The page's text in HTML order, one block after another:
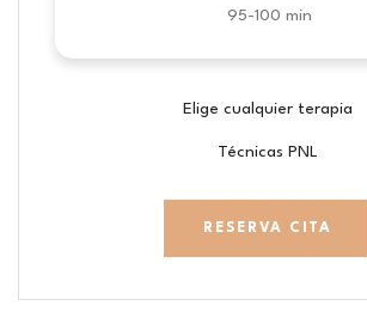
95-100 min
Elige cualquier terapia
Técnicas PNL
RESERVA CITA